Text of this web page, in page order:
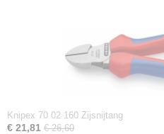
Knipex 70 02 160 Zijsnijtang
€ 21,81 € 26,60